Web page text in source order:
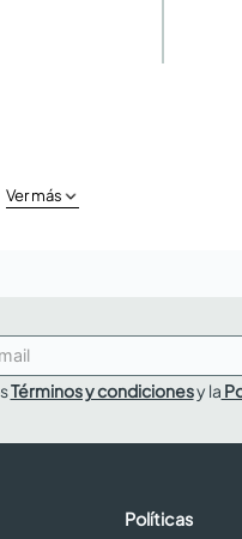
Ver más
Términos y condicionesy la
Políticas